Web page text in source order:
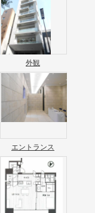
外観
エントランス